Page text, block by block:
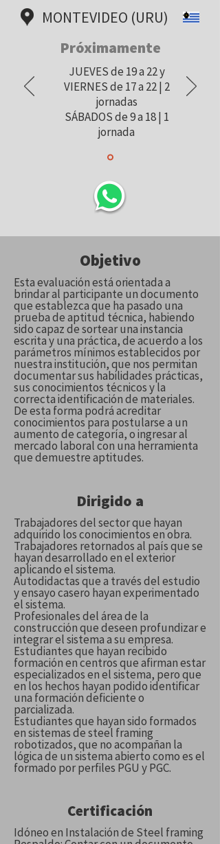
MONTEVIDEO (URU)
Próximamente
JUEVES de 19 a 22 y
VIERNES de 17 a 22 | 2
jornadas
SÁBADOS de 9 a 18 | 1
jornada
Objetivo
Esta evaluación está orientada a
brindar al participante un documento
que establezca que ha pasado una
prueba de aptitud técnica, habiendo
sido capaz de sortear una instancia
escrita y una práctica, de acuerdo a los
parámetros mínimos establecidos por
nuestra institución, que nos permitan
documentar sus habilidades prácticas,
sus conocimientos técnicos y la
correcta identificación de materiales.
De esta forma podrá acreditar
conocimientos para postularse a un
aumento de categoría, o ingresar al
mercado laboral con una herramienta
que demuestre aptitudes.
Dirigido a
Trabajadores del sector que hayan
adquirido los conocimientos en obra.
Trabajadores retornados al país que se
hayan desarrollado en el exterior
aplicando el sistema.
Autodidactas que a través del estudio
y ensayo casero hayan experimentado
el sistema.
Profesionales del área de la
construcción que deseen profundizar e
integrar el sistema a su empresa.
Estudiantes que hayan recibido
formación en centros que afirman estar
especializados en el sistema, pero que
en los hechos hayan podido identificar
una formación deficiente o
parcializada.
Estudiantes que hayan sido formados
en sistemas de steel framing
robotizados, que no acompañan la
lógica de un sistema abierto como es el
formado por perfiles PGU y PGC.
Certificación
Idóneo en Instalación de Steel framing